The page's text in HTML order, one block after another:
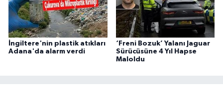
İngiltere'nin plastik atıkları
Adana'da alarm verdi
‘Freni Bozuk’ Yalanı Jaguar
Sürücüsüne 4 Yıl Hapse
Maloldu